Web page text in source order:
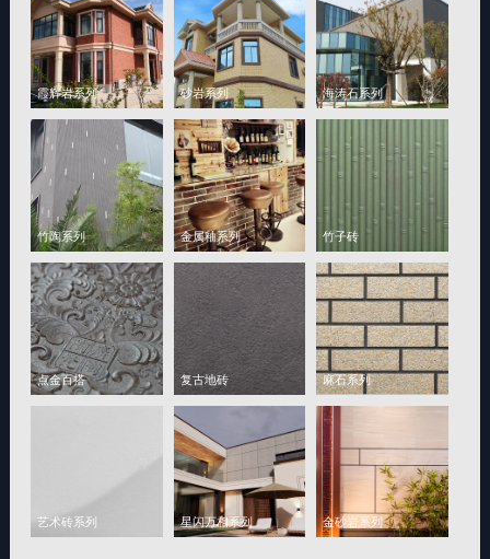
霞辉岩系列 砂岩系列 海涛石系列
竹陶系列 金属釉系列 竹子砖
点金百搭 复古地砖 麻石系列
艺术砖系列 星闪万相系列 金砂岩系列